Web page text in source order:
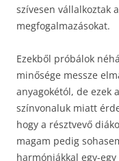
szívesen vállalkoztak
megfogalmazásokat.
Ezekből próbálok
minősége messze
anyagokétól, de ezek
színvonaluk miatt
hogy a résztvevő
magam pedig
harmóniákkal egy-